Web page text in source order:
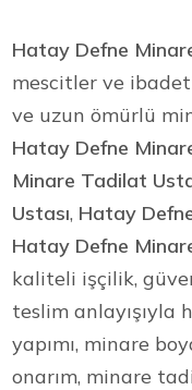
Hatay Defne
mescitler ve
ve uzun ömürlü
Hatay Defne
Minare Tadilat
Ustası, Hatay
Hatay Defne
kaliteli işçilik,
teslim anlayışıyla
yapımı, minare
onarım, minare